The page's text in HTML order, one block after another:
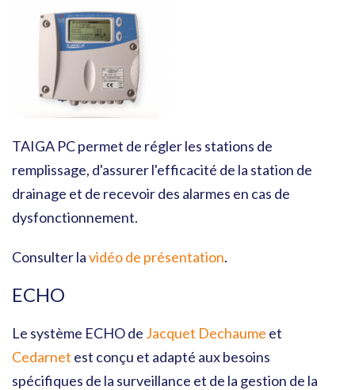
TAIGA PC permet de régler les stations de
remplissage, d'assurer l'efficacité de la station de
drainage et de recevoir des alarmes en cas de
dysfonctionnement.
Consulter lavidéo de présentation.
ECHO
Le système ECHO de Jacquet Dechaume et
Cedarnet est conçu et adapté aux besoins
spécifiques de la surveillance et de la gestion de la